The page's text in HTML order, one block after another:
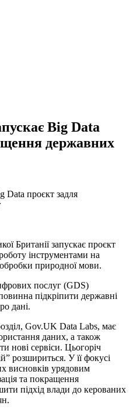
Big Data
державних
Британії запускає проєкт
інструментами на
природної мови.
послуг (GDS)
підкріпити державні
дані.
Gov.UK Data Labs, має
даних, а також
нові сервіси. Цьогоріч
розшириться. У її фокусі
висновків урядовим
та покращення
підхід влади до керованих